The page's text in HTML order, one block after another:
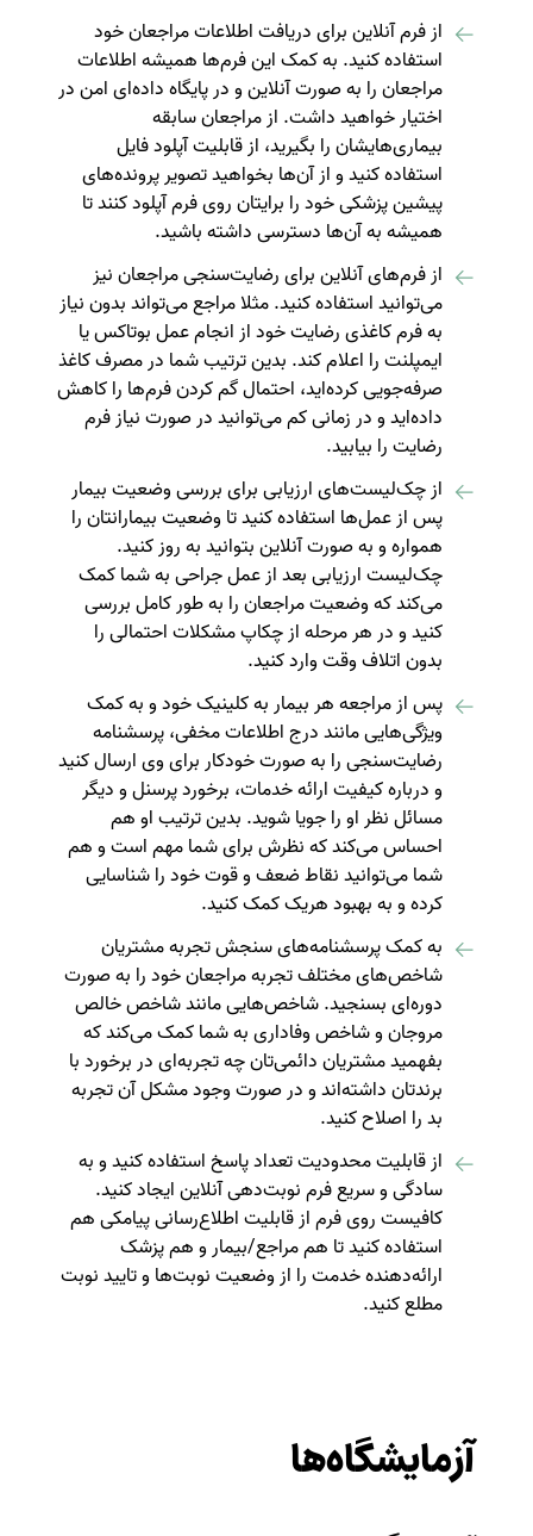
از فرم‌ آنلاین برای دریافت اطلاعات مراجعان خود
استفاده کنید. به کمک این فرم‌ها همیشه اطلاعات
مراجعان را به صورت آنلاین و در پایگاه داده‌ای امن در
اختیار خواهید داشت. از مراجعان سابقه
بیماری‌هایشان را بگیرید، از قابلیت آپلود فایل
استفاده کنید و از آن‌ها بخواهید تصویر پرونده‌های
پیشین پزشکی خود را برایتان روی فرم آپلود کنند تا
همیشه به آن‌ها دسترسی داشته باشید.
از فرم‌های آنلاین برای رضایت‌سنجی مراجعان نیز
می‌توانید استفاده کنید. مثلا مراجع می‌تواند بدون نیاز
به فرم کاغذی رضایت خود از انجام عمل بوتاکس یا
ایمپلنت را اعلام کند. بدین ترتیب شما در مصرف کاغذ
صرفه‌جویی کرده‌اید، احتمال گم کردن فرم‌ها را کاهش
داده‌اید و در زمانی کم می‌توانید در صورت نیاز فرم
رضایت را بیابید.
از چک‌لیست‌های ارزیابی برای بررسی وضعیت بیمار
پس از عمل‌ها استفاده کنید تا وضعیت بیمارانتان را
همواره و به صورت آنلاین بتوانید به روز کنید.
چک‌لیست ارزیابی بعد از عمل جراحی به شما کمک
می‌کند که وضعیت مراجعان را به طور کامل بررسی
کنید و در هر مرحله از چکاپ مشکلات احتمالی را
بدون اتلاف وقت وارد کنید.
پس از مراجعه هر بیمار به کلینیک خود و به کمک
ویژگی‌هایی مانند درج اطلاعات مخفی، پرسشنامه
رضایت‌سنجی را به صورت خودکار برای وی ارسال کنید
و درباره کیفیت ارائه خدمات، برخورد پرسنل و دیگر
مسائل نظر او را جویا شوید. بدین ترتیب او هم
احساس می‌کند که نظرش برای شما مهم است و هم
شما می‌توانید نقاط ضعف و قوت خود را شناسایی
کرده و به بهبود هریک کمک کنید.
به کمک پرسشنامه‌های سنجش تجربه مشتریان
شاخص‌های مختلف تجربه مراجعان خود را به صورت
دوره‌ای بسنجید. شاخص‌هایی مانند شاخص خالص
مروجان و شاخص وفاداری به شما کمک می‌کند که
بفهمید مشتریان دائمی‌تان چه تجربه‌ای در برخورد با
برندتان داشته‌اند و در صورت وجود مشکل آن تجربه
بد را اصلاح کنید.
از قابلیت محدودیت تعداد پاسخ استفاده کنید و به
سادگی و سریع فرم نوبت‌دهی آنلاین ایجاد کنید.
کافیست روی فرم از قابلیت اطلاع‌رسانی پیامکی هم
استفاده کنید تا هم مراجع/بیمار و هم پزشک
ارائه‌دهنده خدمت را از وضعیت نوبت‌ها و تایید نوبت
مطلع کنید.‌
آزمایشگاه‌ها